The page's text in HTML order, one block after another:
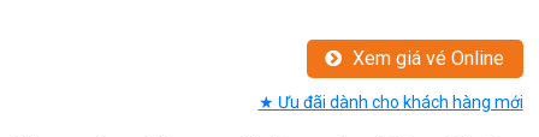
Xem giá vé Online
★ Ưu đãi dành cho khách hàng mới